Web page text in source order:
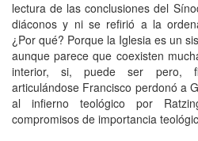
lectura de las conclusiones del
diáconos y ni se refirió a la
¿Por qué? Porque la Iglesia es un
aunque parece que coexisten
interior, si, puede ser pero,
articulándose Francisco perdonó a
al infierno teológico por
compromisos de importancia